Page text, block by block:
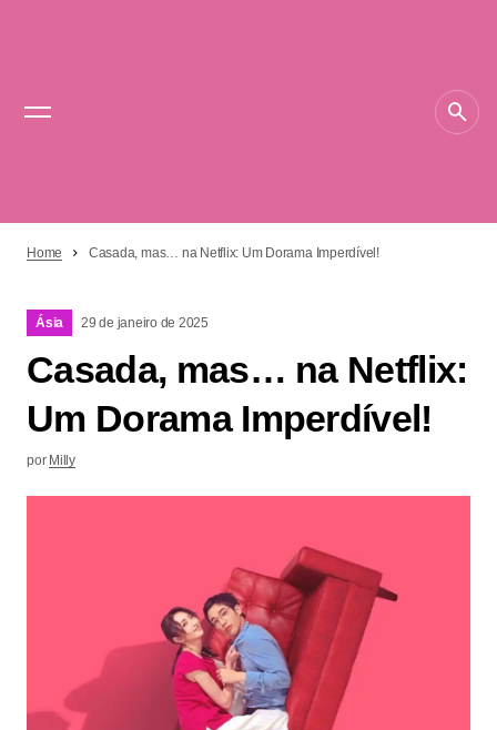
Home Casada, mas… na Netflix: Um Dorama Imperdível!
Ásia 29 de janeiro de 2025
Casada, mas… na Netflix:
Um Dorama Imperdível!
por Milly